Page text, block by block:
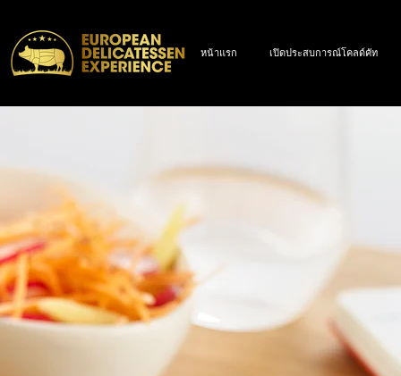
หน้าแรก เปิดประสบการณ์โคลด์คัท